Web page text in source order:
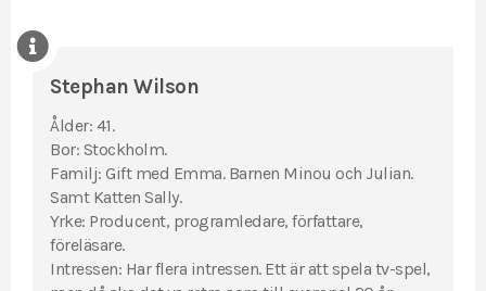
Stephan Wilson
Ålder: 41.
Bor: Stockholm.
Familj: Gift med Emma. Barnen Minou och Julian.
Samt Katten Sally.
Yrke: Producent, programledare, författare,
föreläsare.
Intressen: Har flera intressen. Ett är att spela tv-spel,